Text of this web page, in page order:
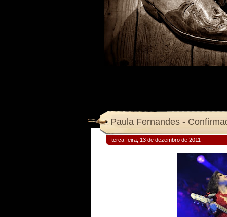
Paula Fernandes -
terça-feira, 13 de dezembro de 2011